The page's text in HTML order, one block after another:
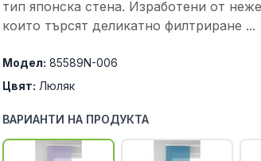
тип японска стена. Изработени от
които търсят деликатно филтриране ...
Модел: 85589N-006
Цвят: Люляк
ВАРИАНТИ НА ПРОДУКТА